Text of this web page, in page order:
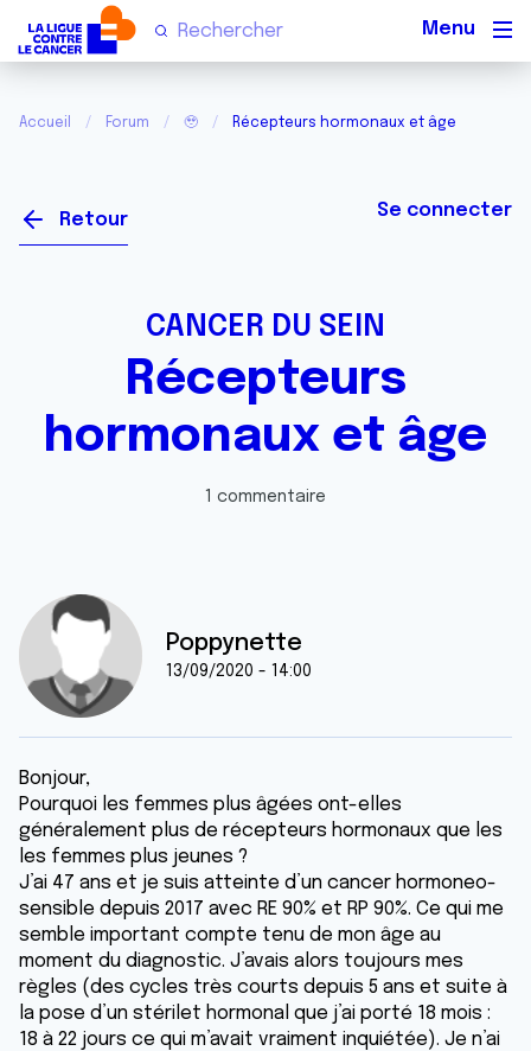
Accueil Forum 🥹 Récepteurs hormonaux et âge
Retour Se connecter
CANCER DU SEIN
Récepteurs
hormonaux et âge
1 commentaire
Poppynette
13/09/2020 - 14:00
Bonjour,
Pourquoi les femmes plus âgées ont-elles
généralement plus de récepteurs hormonaux que les
les femmes plus jeunes ?
J’ai 47 ans et je suis atteinte d’un cancer hormoneo-
sensible depuis 2017 avec RE 90% et RP 90%. Ce qui me
semble important compte tenu de mon âge au
moment du diagnostic. J’avais alors toujours mes
règles (des cycles très courts depuis 5 ans et suite à
la pose d’un stérilet hormonal que j’ai porté 18 mois :
18 à 22 jours ce qui m’avait vraiment inquiétée). Je n’ai